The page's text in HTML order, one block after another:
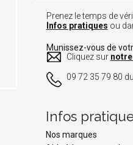
Prenez le temps de
Infos pratiques ou
Munissez-vous de
Cliquez sur
09 72 35 79 80
Infos
Nos marques